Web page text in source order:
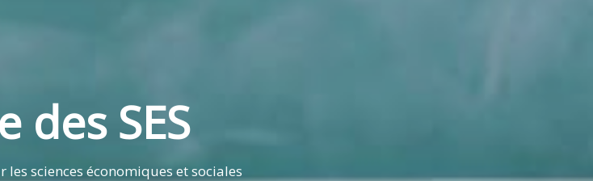
des SES
sciences économiques et sociales